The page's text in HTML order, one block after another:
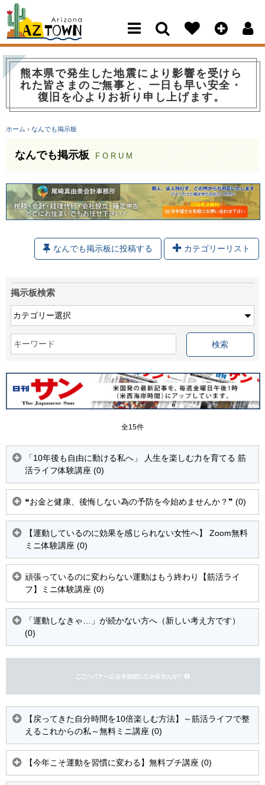
熊本県で発生した地震により影響を受けら
れた皆さまのご無事と、一日も早い安全・
復旧を心よりお祈り申し上げます。
ホーム › なんでも掲示板
なんでも掲示板 FORUM
なんでも掲示板に投稿する カテゴリーリスト
掲示板検索
キーワード
全15件
「10年後も自由に動ける私へ」 人生を楽しむ力を育てる 筋
活ライフ体験講座 (0)
❝お金と健康、後悔しない為の予防を今始めませんか？❞ (0)
【運動しているのに効果を感じられない女性へ】 Zoom無料
ミニ体験講座 (0)
頑張っているのに変わらない運動はもう終わり【筋活ライ
フ】ミニ体験講座 (0)
「運動しなきゃ…」が続かない方へ（新しい考え方です）
(0)
【戻ってきた自分時間を10倍楽しむ方法】～筋活ライフで整
えるこれからの私～無料ミニ講座 (0)
【今年こそ運動を習慣に変わる】無料プチ講座 (0)